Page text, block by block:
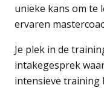
unieke kans om te
ervaren
Je plek in de
intakegesprek
intensieve training